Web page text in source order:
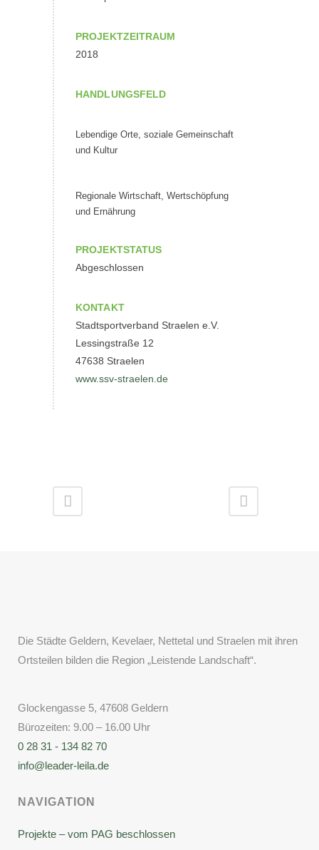
PROJEKTZEITRAUM
2018
HANDLUNGSFELD
Lebendige Orte, soziale Gemeinschaft
und Kultur
Regionale Wirtschaft, Wertschöpfung
und Ernährung
PROJEKTSTATUS
Abgeschlossen
KONTAKT
Stadtsportverband Straelen e.V.
Lessingstraße 12
47638 Straelen
www.ssv-straelen.de
Die Städte Geldern, Kevelaer, Nettetal und Straelen mit ihren
Ortsteilen bilden die Region „Leistende Landschaft“.
Glockengasse 5, 47608 Geldern
Bürozeiten: 9.00 – 16.00 Uhr
0 28 31 - 134 82 70
info@leader-leila.de
NAVIGATION
Projekte – vom PAG beschlossen